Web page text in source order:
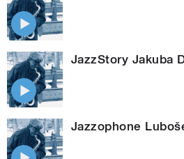
JazzStory Jakuba
Jazzophone